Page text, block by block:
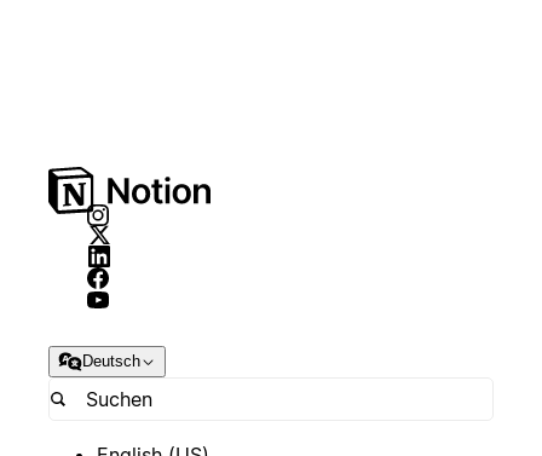
Deutsch